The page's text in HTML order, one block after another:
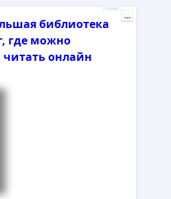
библиотека
где можно
читать онлайн
Реклама
...